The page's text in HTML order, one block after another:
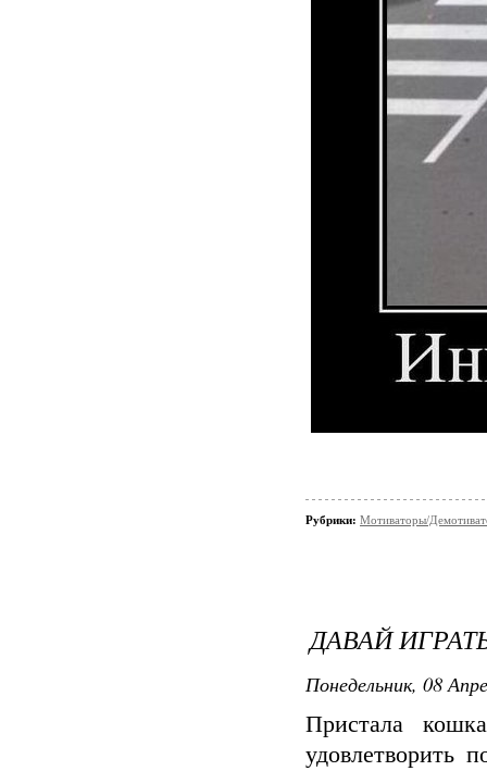
Рубрики: Мотиваторы/
ДАВАЙ
Понедельник, 08
Пристала
удовлетворить